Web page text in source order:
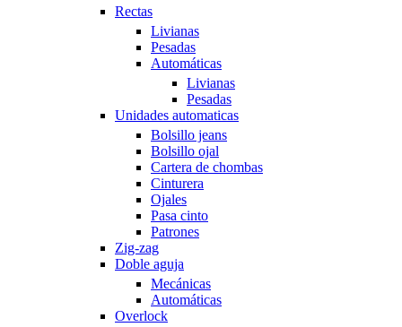
Rectas
Livianas
Pesadas
Automáticas
Livianas
Pesadas
Unidades automaticas
Bolsillo jeans
Bolsillo ojal
Cartera de chombas
Cinturera
Ojales
Pasa cinto
Patrones
Zig-zag
Doble aguja
Mecánicas
Automáticas
Overlock